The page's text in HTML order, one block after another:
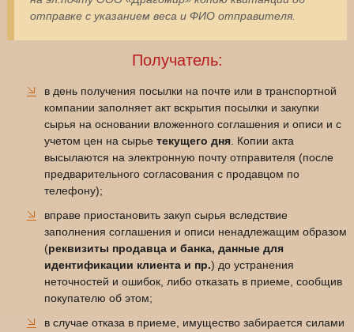
отправке с указанием веса и ФИО отправителя.
Получатель:
в день получения посылки на почте или в транспортной
компании заполняет акт вскрытия посылки и закупки
сырья на основании вложенного соглашения и описи и с
учетом цен на сырье текущего дня. Копии акта
высылаются на электронную почту отправителя (после
предварительного согласования с продавцом по
телефону);
вправе приостановить закуп сырья вследствие
заполнения соглашения и описи ненадлежащим образом
(реквизиты продавца и банка, данные для
идентификации клиента и пр.) до устранения
неточностей и ошибок, либо отказать в приеме, сообщив
покупателю об этом;
в случае отказа в приеме, имущество забирается силами